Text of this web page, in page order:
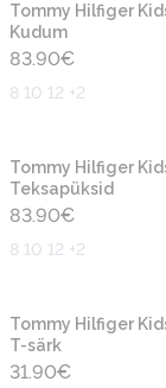
Tommy Hilfiger
Kudum
83.90€
8 10 12 +2
Tommy Hilfiger
Teksapüksid
83.90€
8 10 12 +2
Tommy Hilfiger
T-särk
31.90€